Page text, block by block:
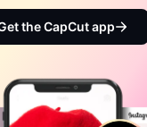
2.5
creativi
the CapCut app